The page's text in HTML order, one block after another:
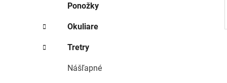
Ponožky
Okuliare
Tretry
Nášľapné